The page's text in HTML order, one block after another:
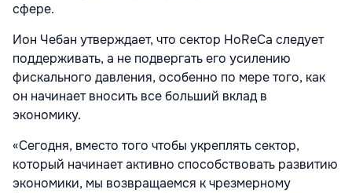
сфере.
Ион Чебан утверждает, что сектор HoReCa следует
поддерживать, а не подвергать его усилению
фискального давления, особенно по мере того, как
он начинает вносить все больший вклад в
экономику.
«Сегодня, вместо того чтобы укреплять сектор,
который начинает активно способствовать развитию
экономики, мы возвращаемся к чрезмерному